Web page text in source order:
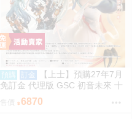
預購 訂金
【上士】預購27年7月
免訂金 代理版 GSC 初音未來 十
面埋伏Ver. 1/7 再版
售價 6870